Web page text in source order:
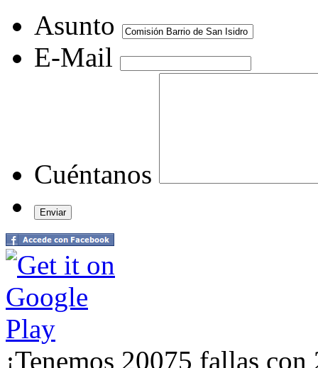
Asunto
E-Mail
Cuéntanos
¡Tenemos 20075 fallas